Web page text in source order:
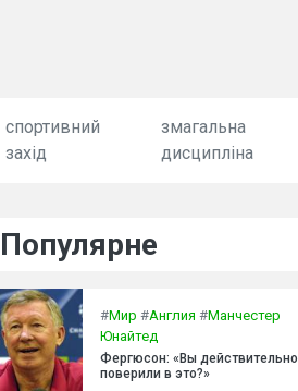
спортивний
захід
змагальна
дисципліна
Популярне
#Мир #Англия #Манчестер
Юнайтед
Фергюсон: «Вы действительно
поверили в это?»